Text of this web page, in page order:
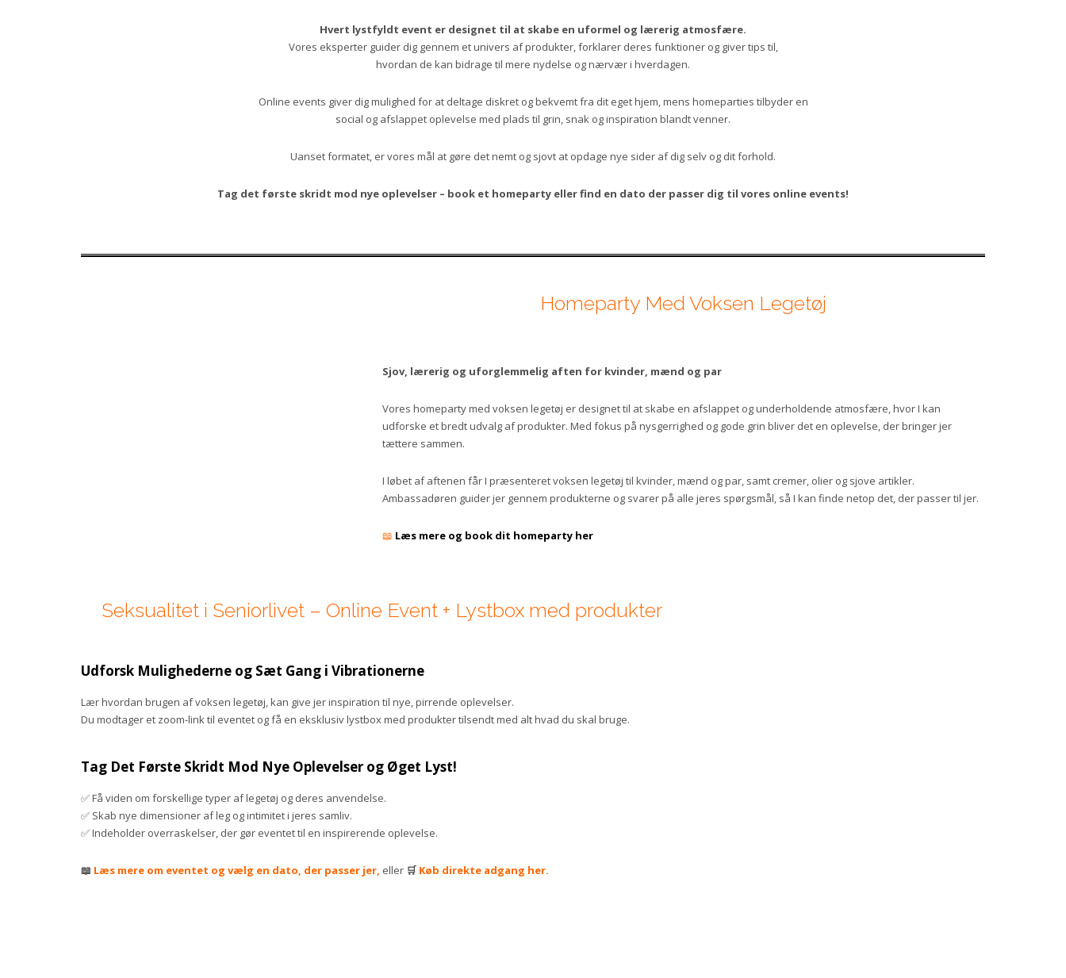
Hvert lystfyldt event er designet til at skabe en uformel og lærerig atmosfære.
Vores eksperter guider dig gennem et univers af produkter, forklarer deres funktioner og giver tips til,
hvordan de kan bidrage til mere nydelse og nærvær i hverdagen.
Online events giver dig mulighed for at deltage diskret og bekvemt fra dit eget hjem, mens homeparties tilbyder en
social og afslappet oplevelse med plads til grin, snak og inspiration blandt venner.
Uanset formatet, er vores mål at gøre det nemt og sjovt at opdage nye sider af dig selv og dit forhold.
Tag det første skridt mod nye oplevelser – book et homeparty eller find en dato der passer dig til vores online events!
Homeparty Med Voksen Legetøj
Sjov, lærerig og uforglemmelig aften for kvinder, mænd og par
Vores homeparty med voksen legetøj er designet til at skabe en afslappet og underholdende atmosfære, hvor I kan
udforske et bredt udvalg af produkter. Med fokus på nysgerrighed og gode grin bliver det en oplevelse, der bringer jer
tættere sammen.
I løbet af aftenen får I præsenteret voksen legetøj til kvinder, mænd og par, samt cremer, olier og sjove artikler.
Ambassadøren guider jer gennem produkterne og svarer på alle jeres spørgsmål, så I kan finde netop det, der passer til jer.
📖 Læs mere og book dit homeparty her
Seksualitet i Seniorlivet – Online Event + Lystbox med produkter
Udforsk Mulighederne og Sæt Gang i Vibrationerne
Lær hvordan brugen af voksen legetøj, kan give jer inspiration til nye, pirrende oplevelser.
Du modtager et zoom-link til eventet og få en eksklusiv lystbox med produkter tilsendt med alt hvad du skal bruge.
Tag Det Første Skridt Mod Nye Oplevelser og Øget Lyst!
✅ Få viden om forskellige typer af legetøj og deres anvendelse.
✅ Skab nye dimensioner af leg og intimitet i jeres samliv.
✅ Indeholder overraskelser, der gør eventet til en inspirerende oplevelse.
📖 Læs mere om eventet og vælg en dato, der passer jer, eller 🛒 Køb direkte adgang her.